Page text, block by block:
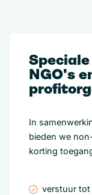
NGO's
In
bieden we
korting
verstuur tot